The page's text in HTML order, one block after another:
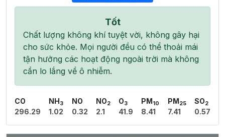
Tốt
Chất lượng không khí tuyệt vời, không gây hại
cho sức khỏe. Mọi người đều có thể thoải mái
tận hưởng các hoạt động ngoài trời mà không
cần lo lắng về ô nhiễm.
CO
296.29
NH 3
1.02
NO
0.32
NO2
2.1
O3
41.9
PM 10
8.41
PM 25
7.41
SO2
0.57